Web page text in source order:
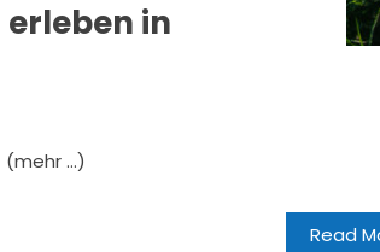
in
(mehr …)
Read